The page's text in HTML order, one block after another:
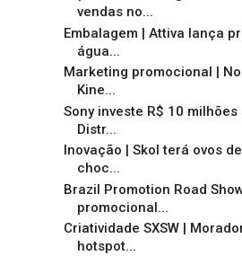
vendas no...
Embalagem | Attiva lança
água...
Marketing promocional |
Kine...
Sony investe R$ 10
Distr...
Inovação | Skol terá ovos
choc...
Brazil Promotion Road
promocional...
Criatividade SXSW |
hotspot...